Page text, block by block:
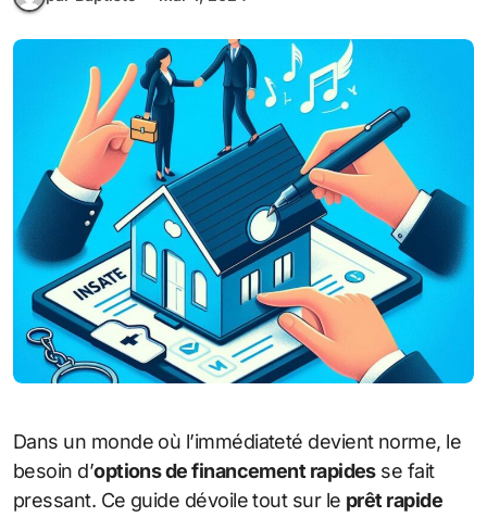
Dans un monde où l’immédiateté devient norme, le
besoin d’options de financement rapidesse fait
pressant. Ce guide dévoile tout sur le prêt rapide